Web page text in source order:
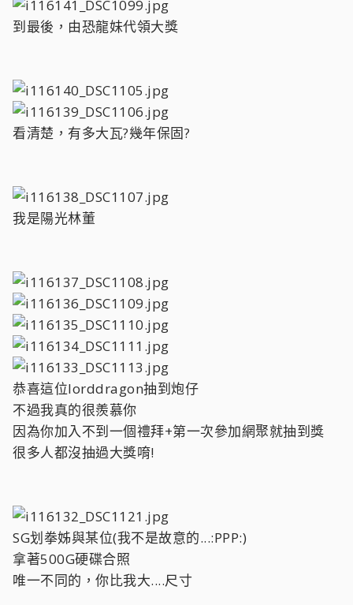
到最後，由恐龍妹代領大獎
看清楚，有多大瓦?幾年保固?
我是陽光林董
恭喜這位lorddragon抽到炮仔
不過我真的很羨慕你
因為你加入不到一個禮拜+第一次參加網聚就抽到獎
很多人都沒抽過大獎唷!
SG划拳姊與某位(我不是故意的...:PPP:)
拿著500G硬碟合照
唯一不同的，你比我大....尺寸